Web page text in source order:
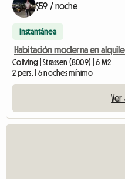
$59 / noche
Instantánea
Habitación moderna en
Coliving | Strassen (8009) | 6 M2
2 pers. | 6 noches mínimo
Ver